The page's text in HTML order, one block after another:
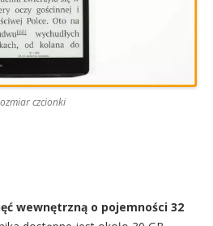
czcionki
wewnętrzną o pojemności 32